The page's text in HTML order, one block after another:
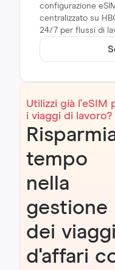
configurazione
centralizzato su
24/7 per flussi di
Utilizzi già l'eSIM
i viaggi di lavoro?
tempo
nella
gestione
dei viaggi
d'affari